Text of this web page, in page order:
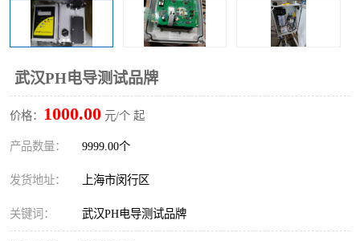
武汉PH电导测试品牌
价格： 1000.00 元/个 起
产品数量： 9999.00个
发货地址： 上海市闵行区
关键词： 武汉PH电导测试品牌